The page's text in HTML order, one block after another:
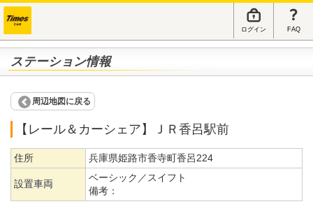
ログイン FAQ
ステーション情報
周辺地図に戻る
【レール＆カーシェア】ＪＲ香呂駅前
住所 兵庫県姫路市香寺町香呂224
設置車両
ベーシック／スイフト
備考：